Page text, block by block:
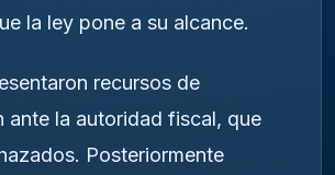
la ley pone a su alcance.
recursos de
ante la autoridad fiscal, que
Posteriormente